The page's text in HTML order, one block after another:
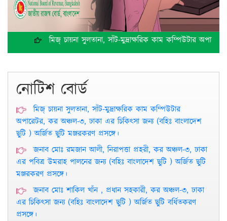
মিজ্ চায়না সুলতানা, সাঁট-মুদ্রাক্ষরিক কাম কম্পিউটার অপারেটর,
নোটিশ বোর্ড
মিজ্ চায়না সুলতানা, সাঁট-মুদ্রাক্ষরিক কাম কম্পিউটার
অপারেটর, কর অঞ্চল-৩, ঢাকা এর চিকিৎসা জন্য (বহিঃ বাংলাদেশ
ছুটি ) অর্জিত ছুটি মঞ্জরকরণ প্রসঙ্গে।
জনাব মোঃ রমজান আলী, নিরাপত্তা প্রহরী, কর অঞ্চল-৩, ঢাকা
এর পবিত্র উমরাহ পালনের জন্য (বহিঃ বাংলাদেশ ছুটি ) অর্জিত ছুটি
মঞ্জরকরণ প্রসঙ্গে।
জনাব মোঃ শাকিল খাঁন , প্রধান সহকারী, কর অঞ্চল-৩, ঢাকা
এর চিকিৎসা জন্য (বহিঃ বাংলাদেশ ছুটি ) অর্জিত ছুটি বর্ধিতকরণ
প্রসঙ্গে।